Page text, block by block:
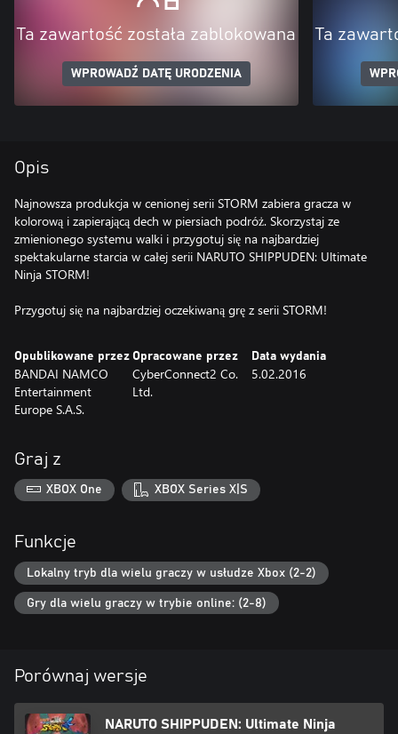
Ta zawartość została zablokowana
WPROWADŹ DATĘ URODZENIA
Ta
Opis
Najnowsza produkcja w cenionej serii STORM zabiera gracza w
kolorową i zapierającą dech w piersiach podróż. Skorzystaj ze
zmienionego systemu walki i przygotuj się na najbardziej
spektakularne starcia w całej serii NARUTO SHIPPUDEN: Ultimate
Ninja STORM!
Przygotuj się na najbardziej oczekiwaną grę z serii STORM!
Opublikowane przez
BANDAI NAMCO
Entertainment
Europe S.A.S.
Opracowane przez
CyberConnect2 Co.
Ltd.
Data wydania
5.02.2016
Graj z
XBOX One XBOX Series X|S
Funkcje
Lokalny tryb dla wielu graczy w usłudze Xbox (2-2)
Gry dla wielu graczy w trybie online: (2-8)
Porównaj wersje
NARUTO SHIPPUDEN: Ultimate Ninja